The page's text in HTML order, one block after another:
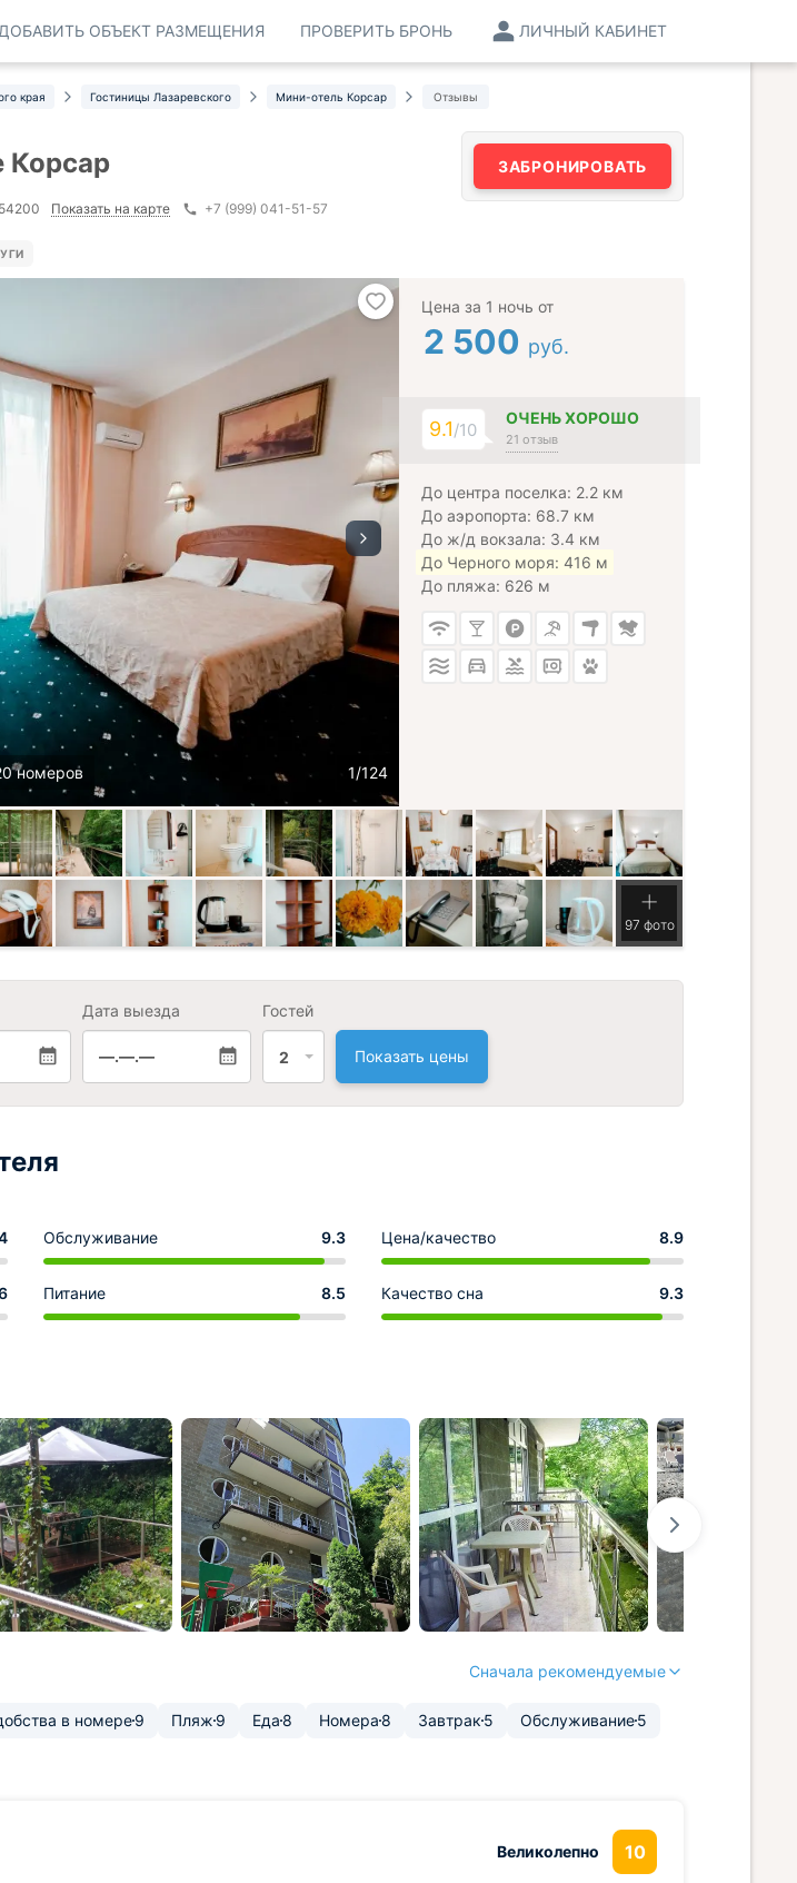
ЛИЧНЫЙ КАБИНЕТ
ПРОВЕРИТЬ БРОНЬ
ДОБАВИТЬ ОБЪЕКТ РАЗМЕЩЕНИЯ
края Гостиницы Лазаревского Мини-отель Корсар Отзывы
Корсар
Показать на карте +7 (999) 041-51-57
ЗАБРОНИРОВАТЬ
номеров
Цена за 1 ночь от
2 500 руб.
9.1/10
ОЧЕНЬ ХОРОШО
21 отзыв
До центра поселка: 2.2 км
До аэропорта: 68.7 км
До ж/д вокзала: 3.4 км
До Черного моря: 416 м
До пляжа: 626 м
97 фото
Дата выезда
—.—.—
Гостей
2 Показать цены
Обслуживание 9.3 Цена/качество 8.9
Питание 8.5 Качество сна 9.3
Сначала рекомендуемые
в номере9 Пляж 9 Еда 8 Номера 8 Завтрак 5 Обслуживание5
Великолепно 10